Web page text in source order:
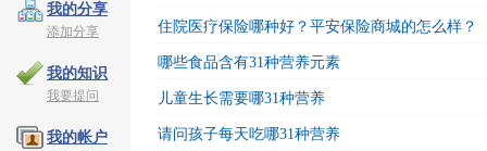
我的分享
添加分享
我的知识
我要提问
我的帐户
住院医疗保险哪种好？平安保险商城的怎么样？
哪些食品含有31种营养元素
儿童生长需要哪31种营养
请问孩子每天吃哪31种营养